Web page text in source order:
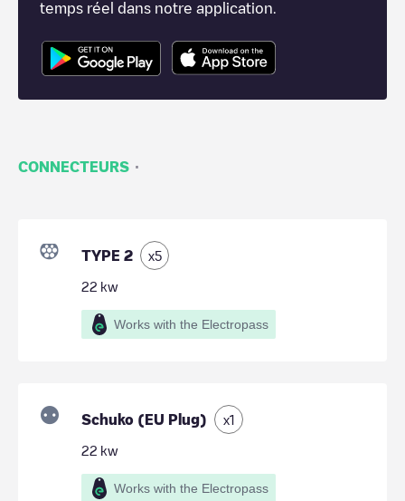
temps réel dans notre application.
CONNECTEURS ·
TYPE 2 x5
22 kw
Works with the Electropass
Schuko (EU Plug) x1
22 kw
Works with the Electropass